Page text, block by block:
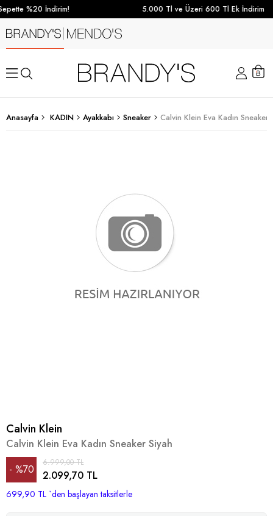
%20 İndirim! 5.000 Tl ve Üzeri 600 Tl Ek İndirim
Anasayfa KADIN Ayakkabı Sneaker Calvin Klein Eva Kadın Sneaker
Calvin Klein
Calvin Klein Eva Kadın Sneaker Siyah
%70
İndirim
6.999,00 TL
2.099,70 TL
699,90 TL `den başlayan taksitlerle